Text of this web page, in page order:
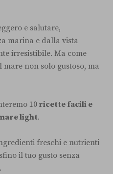
e salutare,
marina e dalla vista
irresistibile. Ma come
non solo gustoso, ma
10 ricette facili e
light.
freschi e nutrienti
il tuo gusto senza